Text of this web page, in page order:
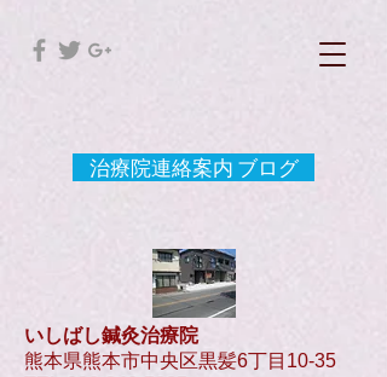
治療院連絡案内 ブログ
いしばし鍼灸治療院
熊本県熊本市中央区黒髪6丁目10-35